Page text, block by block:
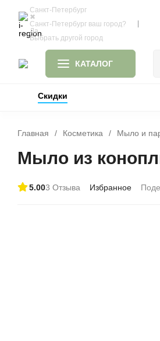
Санкт-Петербург
✖
Санкт-Петербург ваш город?
Да
Выбрать другой город
КАТАЛОГ
Скидки
Главная / Косметика / Мыло и
Мыло из
5.003 Отзыва Избранное